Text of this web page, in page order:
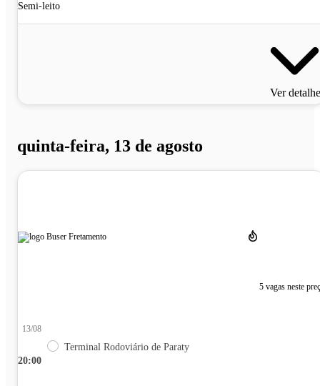
Semi-leito
Ver
quinta-feira, 13 de agosto
5 vagas neste
20:00
13/08
Terminal Rodoviário de Paraty